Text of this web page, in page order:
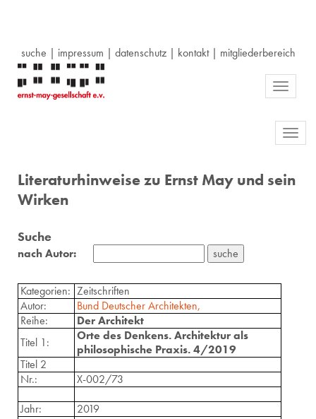
suche | impressum | datenschutz| kontakt| mitgliederbereich
Toggle
Literaturhinweise zu Ernst May und sein
Wirken
Suche
nach Autor:
Kategorien: Zeitschriften
Autor:
Bund Deutscher Architekten,
Reihe:
Der Architekt
Titel 1:
Orte des Denkens. Architektur als
philosophische Praxis. 4/2019
Titel 2
Nr.:
X-002/73
Jahr:
2019